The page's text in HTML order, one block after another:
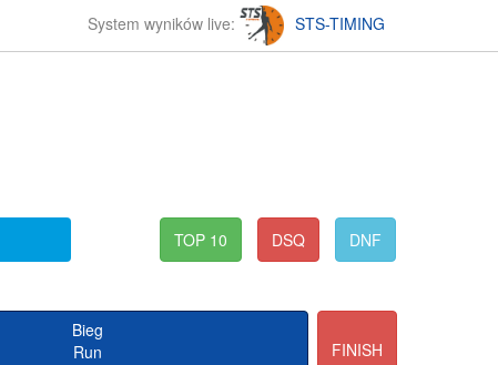
System wyników live: STS-TIMING
TOP 10 DSQ DNF
Bieg
Run
FINISH